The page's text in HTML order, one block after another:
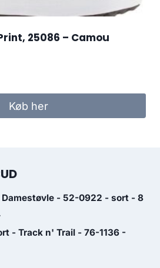
25086 – Camou
Køb her
- 52-0922 - sort - 8
- Track n' Trail - 76-1136 -